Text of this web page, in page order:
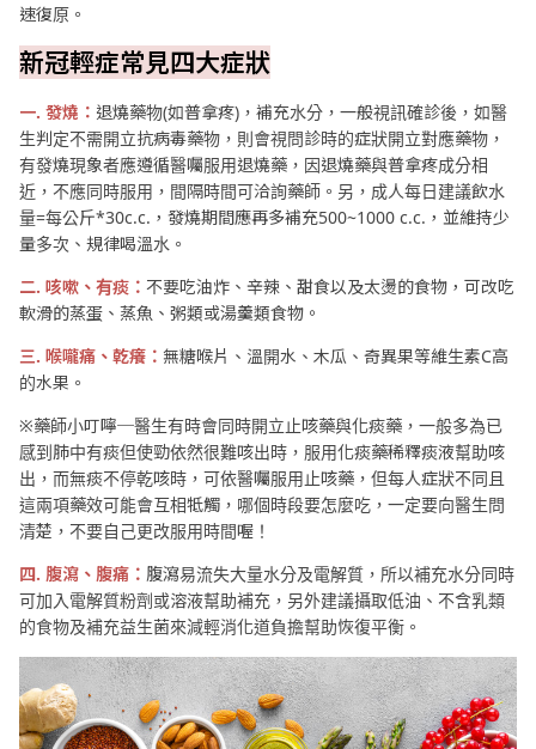
速復原。
新冠輕症常見四大症狀
一. 發燒： 退燒藥物(如普拿疼)，補充水分，一般視訊確診後，如醫
生判定不需開立抗病毒藥物，則會視問診時的症狀開立對應藥物，
有發燒現象者應遵循醫囑服用退燒藥，因退燒藥與普拿疼成分相
近，不應同時服用，間隔時間可洽詢藥師。另，成人每日建議飲水
量=每公斤*30c.c.，發燒期間應再多補充500~1000 c.c.，並維持少
量多次、規律喝溫水。
二. 咳嗽、有痰： 不要吃油炸、辛辣、甜食以及太燙的食物，可改吃
軟滑的蒸蛋、蒸魚、粥類或湯羹類食物。
三. 喉嚨痛、乾癢： 無糖喉片、溫開水、木瓜、奇異果等維生素C高
的水果。
※藥師小叮嚀─醫生有時會同時開立止咳藥與化痰藥，一般多為已
感到肺中有痰但使勁依然很難咳出時，服用化痰藥稀釋痰液幫助咳
出，而無痰不停乾咳時，可依醫囑服用止咳藥，但每人症狀不同且
這兩項藥效可能會互相牴觸，哪個時段要怎麼吃，一定要向醫生問
清楚，不要自己更改服用時間喔！
四. 腹瀉、腹痛： 腹瀉易流失大量水分及電解質，所以補充水分同時
可加入電解質粉劑或溶液幫助補充，另外建議攝取低油、不含乳類
的食物及補充益生菌來減輕消化道負擔幫助恢復平衡。